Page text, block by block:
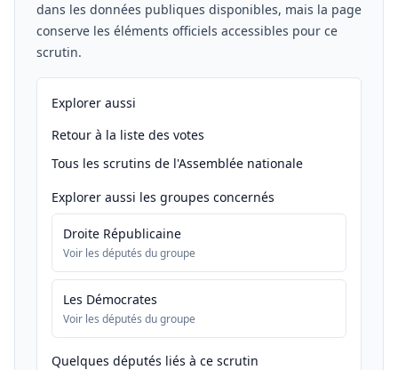
dans les données publiques disponibles, mais la page
conserve les éléments officiels accessibles pour ce
scrutin.
Explorer aussi
Retour à la liste des votes
Tous les scrutins de l'Assemblée nationale
Explorer aussi les groupes concernés
Droite Républicaine
Voir les députés du groupe
Les Démocrates
Voir les députés du groupe
Quelques députés liés à ce scrutin